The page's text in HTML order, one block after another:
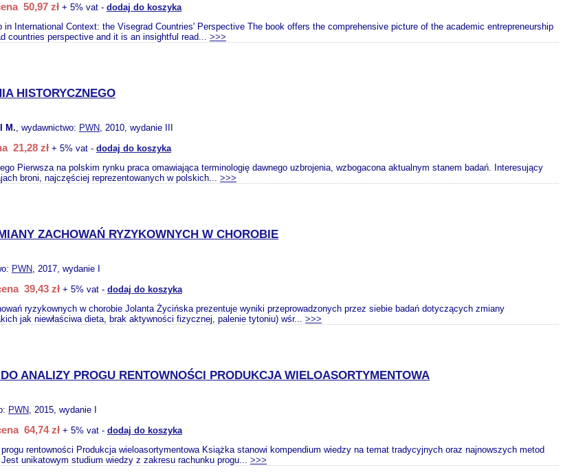
50,97 zł + 5% vat - dodaj do koszyka
in International Context: the Visegrad Countries' Perspective The book offers the comprehensive picture of the academic entrepreneurship
countries perspective and it is an insightful read... >>>
HISTORYCZNEGO
M., wydawnictwo: PWN, 2010, wydanie III
21,28 zł + 5% vat - dodaj do koszyka
Pierwsza na polskim rynku praca omawiająca terminologię dawnego uzbrojenia, wzbogacona aktualnym stanem badań. Interesujący
broni, najczęściej reprezentowanych w polskich... >>>
ZACHOWAŃ RYZYKOWNYCH W CHOROBIE
PWN, 2017, wydanie I
39,43 zł + 5% vat - dodaj do koszyka
ryzykownych w chorobie Jolanta Życińska prezentuje wyniki przeprowadzonych przez siebie badań dotyczących zmiany
jak niewłaściwa dieta, brak aktywności fizycznej, palenie tytoniu) wśr... >>>
ANALIZY PROGU RENTOWNOŚCI PRODUKCJA WIELOASORTYMENTOWA
PWN, 2015, wydanie I
64,74 zł + 5% vat - dodaj do koszyka
rentowności Produkcja wieloasortymentowa Książka stanowi kompendium wiedzy na temat tradycyjnych oraz najnowszych metod
unikatowym studium wiedzy z zakresu rachunku progu... >>>